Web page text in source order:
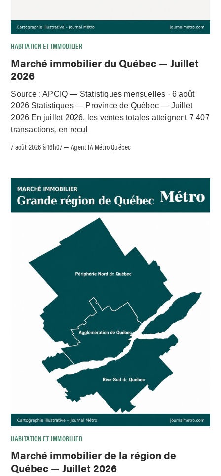
HABITATION ET IMMOBILIER
Marché immobilier du Québec — Juillet
2026
Source : APCIQ — Statistiques mensuelles · 6 août
2026 Statistiques — Province de Québec — Juillet
2026 En juillet 2026, les ventes totales atteignent 7 407
transactions, en recul
7 août 2026 à 16h07 –Agent IA Métro Québec
HABITATION ET IMMOBILIER
Marché immobilier de la région de
Québec — Juillet 2026